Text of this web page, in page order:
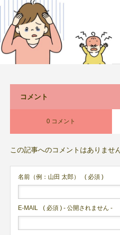
コメント
0 コメント
この記事へのコメントはありません
名前（例：山田 太郎） ( 必須 )
E-MAIL ( 必須 ) - 公開されません -